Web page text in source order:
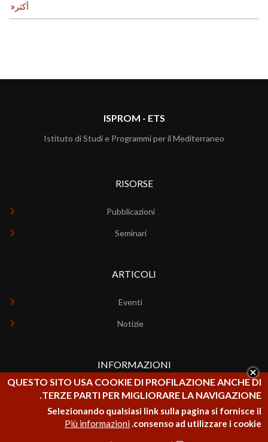
أكثر
ISPROM - ETS
Istituto di Studi e Programmi per il Mediterraneo
RISORSE
Pubblicazioni
Seminari
ARTICOLI
Eventi
Notizie
INFORMAZIONI
Chi siamo
Contatti
QUESTO SITO USA COOKIE DI PROFILAZIONE ANCHE DI
TERZE PARTI PER MIGLIORARE LA NAVIGAZIONE.
Selezionando qualsiasi link sulla pagina si fornisce il
consenso ad utilizzare i cookie.
Più informazioni